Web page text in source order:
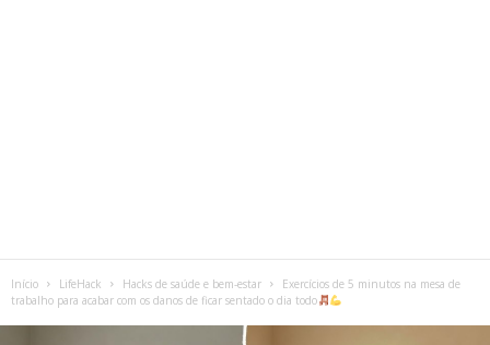
Início LifeHack Hacks de saúde e bem-estar
Exercícios de 5 minutos na mesa de
trabalho para acabar com os danos de ficar sentado o dia todo